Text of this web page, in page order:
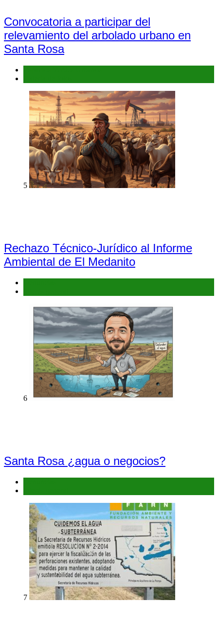
Convocatoria a participar del
relevamiento del arbolado urbano en
Santa Rosa
5
Rechazo Técnico-Jurídico al Informe
Ambiental de El Medanito
6
Santa Rosa ¿agua o negocios?
7